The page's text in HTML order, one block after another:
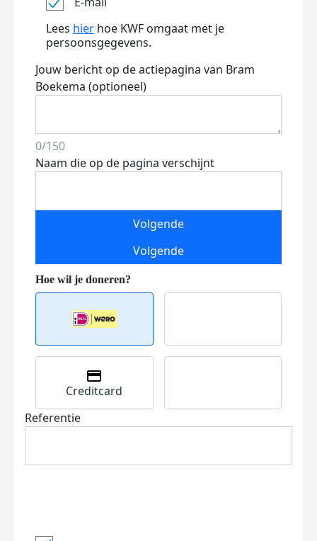
Lees hier hoe KWF omgaat met je
persoonsgegevens.
Jouw bericht op de actiepagina van Bram
Boekema (optioneel)
0/150
Naam die op de pagina verschijnt
Volgende
Volgende
Creditcard
Referentie